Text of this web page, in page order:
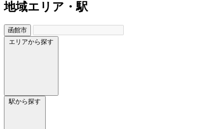
地域エリア・駅
函館市
エリアから探す
駅から探す